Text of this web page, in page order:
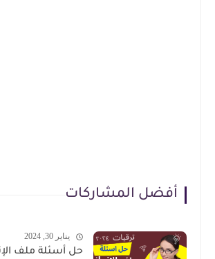
أفضل المشاركات
يناير 30, 2024
حل أسئلة ملف